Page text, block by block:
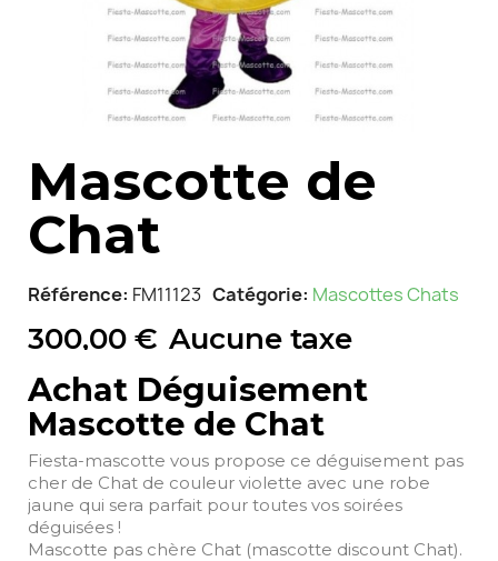
Mascotte de
Chat
Référence FM11123 Catégorie Mascottes Chats
300,00 € Aucune taxe
Achat Déguisement
Mascotte de Chat
Fiesta-mascotte vous propose ce déguisement pas
cher de Chat de couleur violette avec une robe
jaune qui sera parfait pour toutes vos soirées
déguisées !
Mascotte pas chère Chat (mascotte discount Chat).